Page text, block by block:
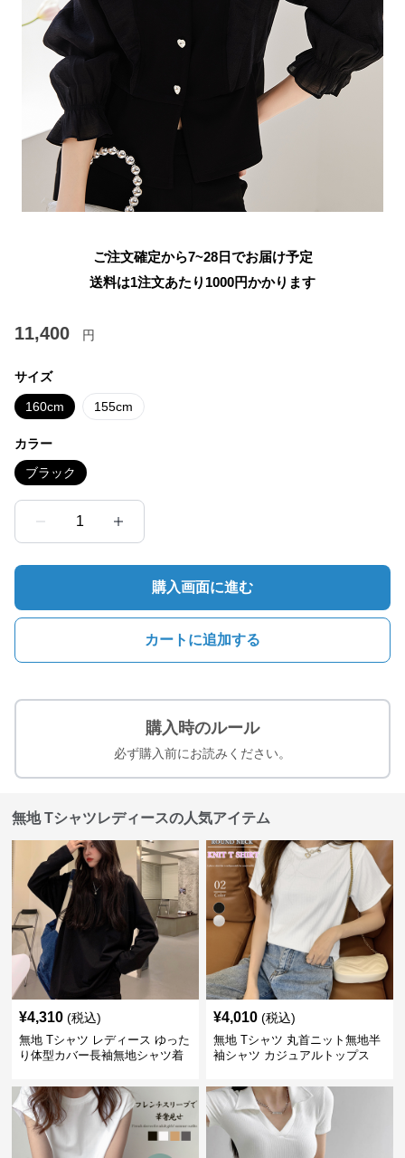
ご注文確定から7~28日でお届け予定
送料は1注文あたり 1000円かかります
11,400 円
サイズ
160cm 155cm
カラー
ブラック
1
購入画面に進む
カートに追加する
購入時のルール
必ず購入前にお読みください。
無地 Tシャツレディースの人気アイテム
¥4,310 (税込)
無地 Tシャツ レディース ゆった
り体型カバー長袖無地シャツ着
¥4,010 (税込)
無地 Tシャツ 丸首ニット無地半
袖シャツ カジュアルトップス